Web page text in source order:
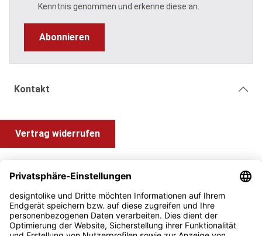
Kenntnis genommen und erkenne diese an.
Abonnieren
Kontakt
Vertrag widerrufen
Information und Impressum
Zahlung & Versand